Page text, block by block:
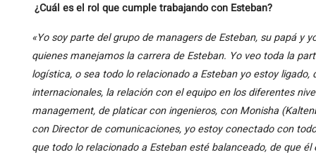
¿Cuál es el rol que cumple trabajando con Esteban?
«Yo soy parte del grupo de managers de Esteban, su papá y
quienes manejamos la carrera de Esteban. Yo veo toda la
logística, o sea todo lo relacionado a Esteban yo estoy
internacionales, la relación con el equipo en los diferentes
management, de platicar con ingenieros, con Monisha
con Director de comunicaciones, yo estoy conectado con
que todo lo relacionado a Esteban esté balanceado, de que